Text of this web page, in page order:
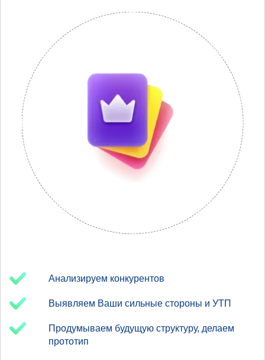
Анализируем конкурентов
Выявляем Ваши сильные стороны и УТП
Продумываем будущую структуру, делаем
прототип